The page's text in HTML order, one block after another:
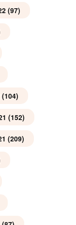
(97)
(104)
(152)
(209)